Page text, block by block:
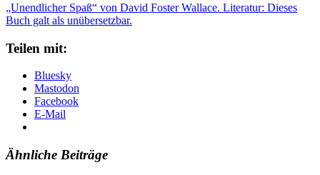
„Unendlicher Spaß“ von David Foster Wallace. Literatur: Dieses
Buch galt als unübersetzbar.
Teilen mit:
Bluesky
Mastodon
Facebook
E-Mail
Ähnliche Beiträge